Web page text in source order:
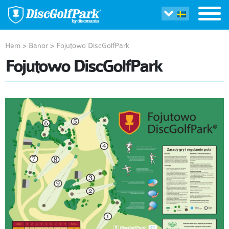
Hem > Banor > Fojutowo DiscGolfPark
Fojutowo DiscGolfPark